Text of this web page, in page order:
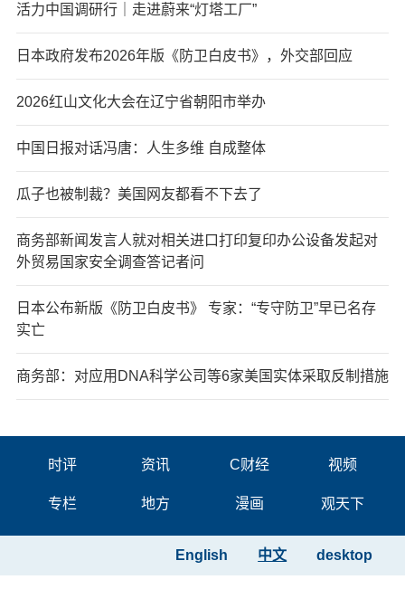
活力中国调研行｜走进蔚来“灯塔工厂”
日本政府发布2026年版《防卫白皮书》，外交部回应
2026红山文化大会在辽宁省朝阳市举办
中国日报对话冯唐：人生多维 自成整体
瓜子也被制裁？美国网友都看不下去了
商务部新闻发言人就对相关进口打印复印办公设备发起对
外贸易国家安全调查答记者问
日本公布新版《防卫白皮书》 专家：“专守防卫”早已名存
实亡
商务部：对应用DNA科学公司等6家美国实体采取反制措施
时评 资讯 C财经 视频
专栏 地方 漫画 观天下
desktop
中文
English